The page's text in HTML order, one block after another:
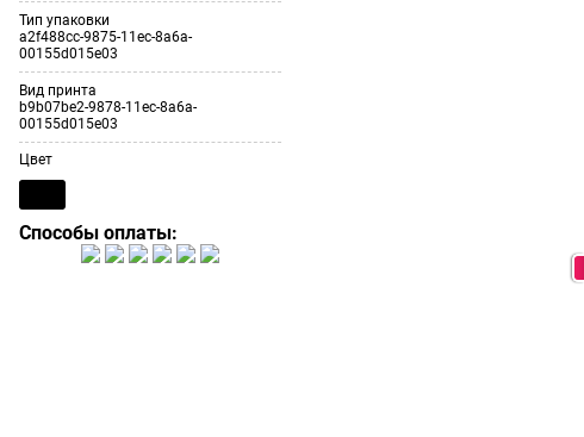
Тип упаковки
a2f488cc-9875-11ec-8a6a-
00155d015e03
Вид принта
b9b07be2-9878-11ec-8a6a-
00155d015e03
Цвет
Способы оплаты: